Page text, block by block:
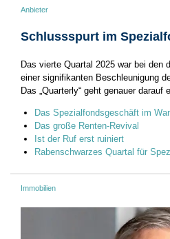
Anbieter
Schlussspurt im
Das vierte Quartal 2025 war bei den
einer signifikanten Beschleunigung
Das „Quarterly“ geht genauer darauf
Das Spezialfondsgeschäft im
Das große Renten-Revival
Ist der Ruf erst ruiniert
Rabenschwarzes Quartal für
Immobilien